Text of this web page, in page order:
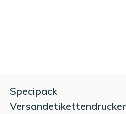
Specipack
Versandetikettendrucker